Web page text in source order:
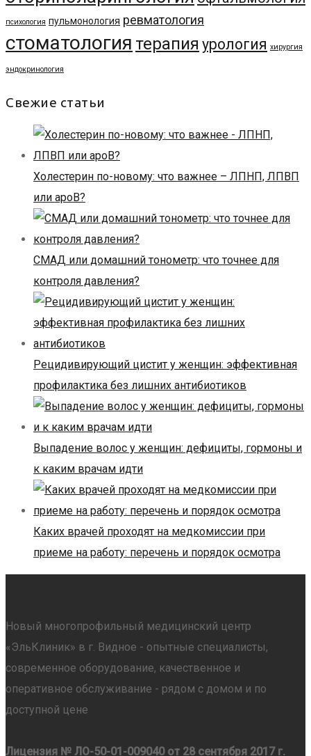
психология пульмонология ревматология
стоматология терапия урология хирургия
эндокринология
Свежие статьи
Холестерин по-новому: что важнее – ЛПНП, ЛПВП
или apoB?
СМАД или домашний тонометр: что точнее для
контроля давления?
Рецидивирующий цистит у женщин: эффективная
профилактика без лишних антибиотиков
Выпадение волос у женщин: дефициты, гормоны и
к каким врачам идти
Каких врачей проходят на медкомиссии при
приеме на работу: перечень и порядок осмотра
Новый многопрофильный медицинский центр
«ЭльКлиник» в г. Видное - опытные специалисты,
современное оборудование, качественное и
оперативное обслуживание - рядом с домом и по
доступной цене
Лицензия № ЛО-50-01-009040 от 28 сентября 2017 г.